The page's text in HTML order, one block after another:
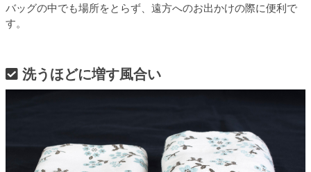
バッグの中でも場所をとらず、遠方へのお出かけの際に便利で
す。
洗うほどに増す風合い